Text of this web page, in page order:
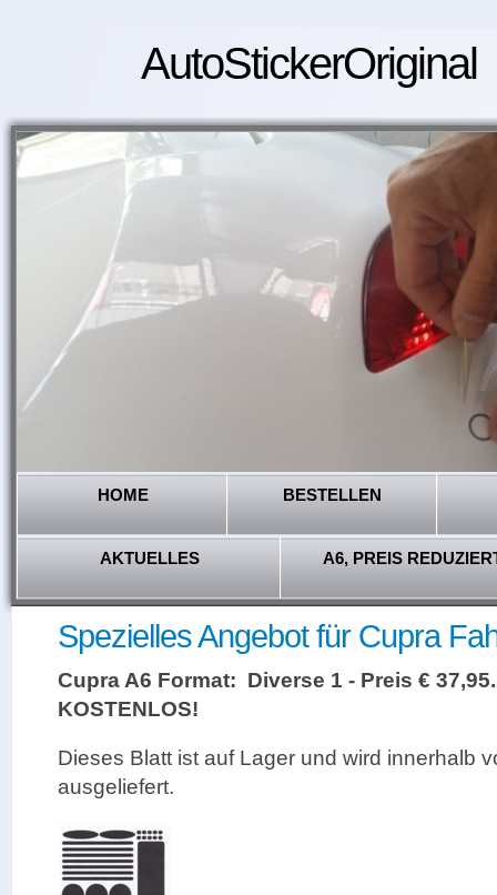
AutoStickerOriginal
HOME BESTELLEN
AKTUELLES A6, PREIS
Spezielles Angebot für Cupra
Cupra A6 Format: Diverse 1 - Preis €
KOSTENLOS!
Dieses Blatt ist auf Lager und wird innerhalb
ausgeliefert.